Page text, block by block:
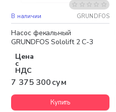
Бесплатная доставка
В наличии GRUNDFOS
Насос фекальный
GRUNDFOS Sololift 2 C-3
Цена
с
НДС
7 375 300 сум
Купить